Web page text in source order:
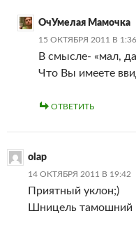
ОчУмелая Мамочка
15 ОКТЯБРЯ 2011 В 1:36
В смысле- «мал,
Что Вы имеете
ОТВЕТИТЬ
olap
14 ОКТЯБРЯ 2011 В 19:42
Приятный уклон;)
Шницель тамошний